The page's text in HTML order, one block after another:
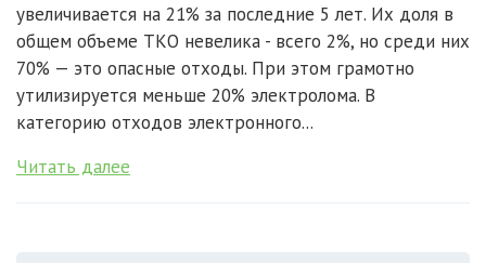
увеличивается на 21% за последние 5 лет. Их доля в
общем объеме ТКО невелика - всего 2%, но среди них
70% — это опасные отходы. При этом грамотно
утилизируется меньше 20% электролома. В
категорию отходов электронного...
Читать далее